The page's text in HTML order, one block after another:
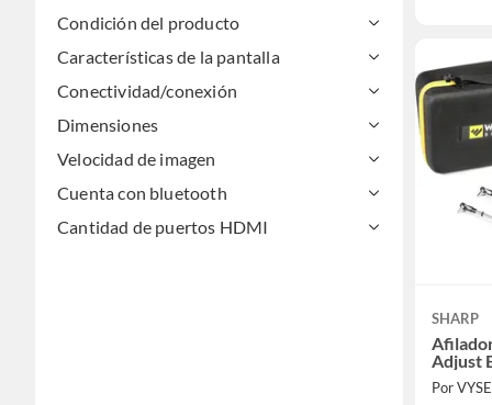
Condición del producto
Características de la pantalla
Conectividad/conexión
Dimensiones
Velocidad de imagen
Cuenta con bluetooth
Cantidad de puertos HDMI
SHARP
Adjust
Por